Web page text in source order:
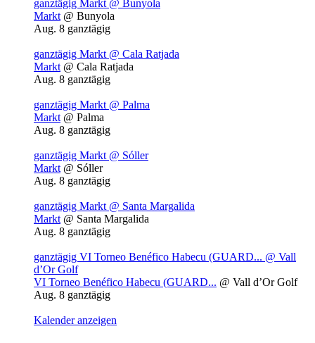
ganztägig Markt @ Bunyola
Markt @ Bunyola
Aug. 8 ganztägig
ganztägig Markt @ Cala Ratjada
Markt @ Cala Ratjada
Aug. 8 ganztägig
ganztägig Markt @ Palma
Markt @ Palma
Aug. 8 ganztägig
ganztägig Markt @ Sóller
Markt @ Sóller
Aug. 8 ganztägig
ganztägig Markt @ Santa Margalida
Markt @ Santa Margalida
Aug. 8 ganztägig
ganztägig VI Torneo Benéfico Habecu (GUARD... @ Vall
d’Or Golf
VI Torneo Benéfico Habecu (GUARD... @ Vall d’Or Golf
Aug. 8 ganztägig
Kalender anzeigen